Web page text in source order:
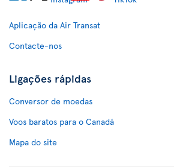
Aplicação da Air Transat
Contacte-nos
Ligações rápidas
Conversor de moedas
Voos baratos para o Canadá
Mapa do site